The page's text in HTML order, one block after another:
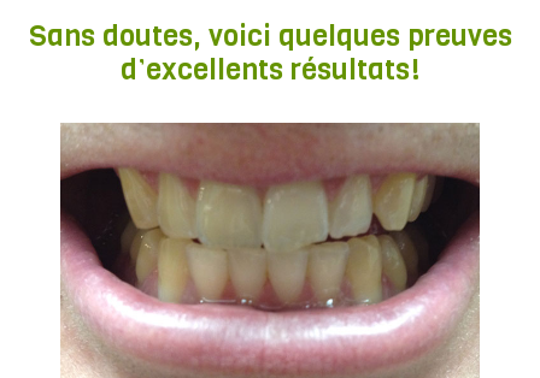
Sans doutes, voici quelques preuves
d’excellents résultats!